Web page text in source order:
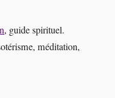
, guide spirituel.
méditation,